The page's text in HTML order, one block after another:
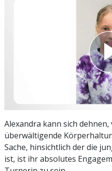
Alexandra kann sich
überwältigende
Sache, hinsichtlich der die
ist, ist ihr absolutes